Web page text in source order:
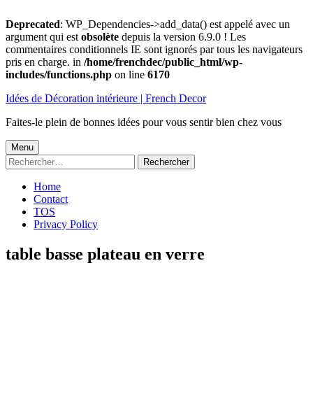
Deprecated: WP_Dependencies->add_data() est appelé avec un
argument qui est obsolète depuis la version 6.9.0 ! Les
commentaires conditionnels IE sont ignorés par tous les navigateurs
pris en charge. in /home/frenchdec/public_html/wp-
includes/functions.php on line 6170
au
Idées de Décoration intérieure | French Decor
Faites-le plein de bonnes idées pour vous sentir bien chez vous
Menu
principal
Menu
Rechercher :
Home
Contact
TOS
Privacy Policy
table basse plateau en verre